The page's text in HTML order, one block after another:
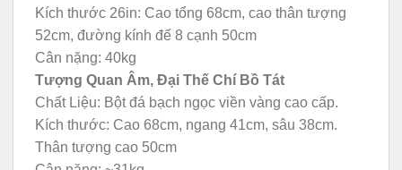
Kích thước 26in: Cao tổng 68cm, cao thân tượng
52cm, đường kính đế 8 cạnh 50cm
Cân nặng: 40kg
Tượng Quan Âm, Đại Thế Chí Bồ Tát
Chất Liệu: Bột đá bạch ngọc viền vàng cao cấp.
Kích thước: Cao 68cm, ngang 41cm, sâu 38cm.
Thân tượng cao 50cm